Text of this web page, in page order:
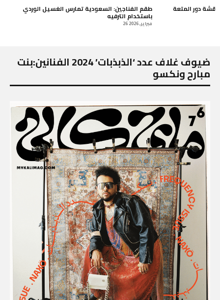
طقم الفناجين: السعودية تمارس الغسيل الوردي
باستخدام الترفيه
26 فبراير, 2026
دور المتعة
ضيوف غلاف عدد ‘الذبذبات’ 2024 الفنانين:بنت
مبارح ونكسو